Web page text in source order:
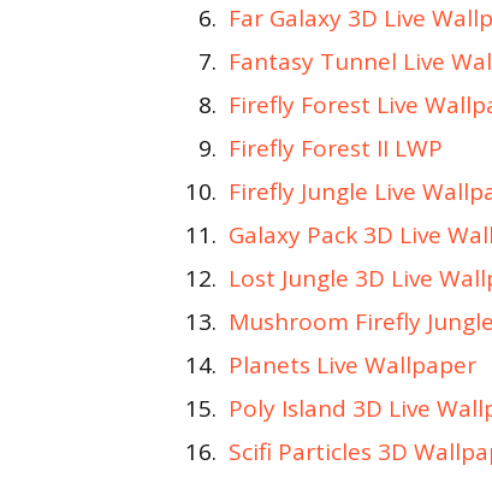
Far Galaxy 3D Live
Fantasy Tunnel Live
Firefly Forest Live
Firefly Forest II LWP
Firefly Jungle Live
Galaxy Pack 3D Live
Lost Jungle 3D Live
Mushroom Firefly
Planets Live Wallpaper
Poly Island 3D Live
Scifi Particles 3D